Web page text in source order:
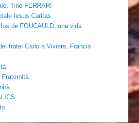
Tino FERRARI
Iesus Caritas
de FOUCAULD, una vida
fratel Carlo a Viviers, Francia
Fraternità